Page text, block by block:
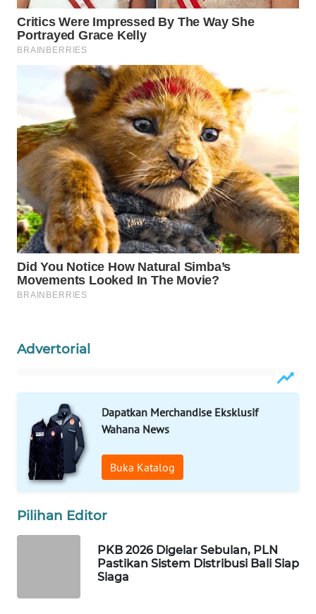
Advertorial
Dapatkan Merchandise Eksklusif
Wahana News
Buka Katalog
Pilihan Editor
PKB 2026 Digelar Sebulan, PLN
Pastikan Sistem Distribusi Bali Siap
Siaga
WAHANA
SPORT
WAHANA
WAHANA
SELEB
WAHANA
PERSONA
WAHANA
OTOMOTIF
WAHANA
HEALTH
DESA
LAPAK
WAHANA
Wahana
Network
LISTRIK
WALINKI